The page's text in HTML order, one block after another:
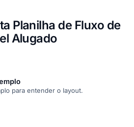
Planilha de Fluxo de
Alugado
para entender o layout.